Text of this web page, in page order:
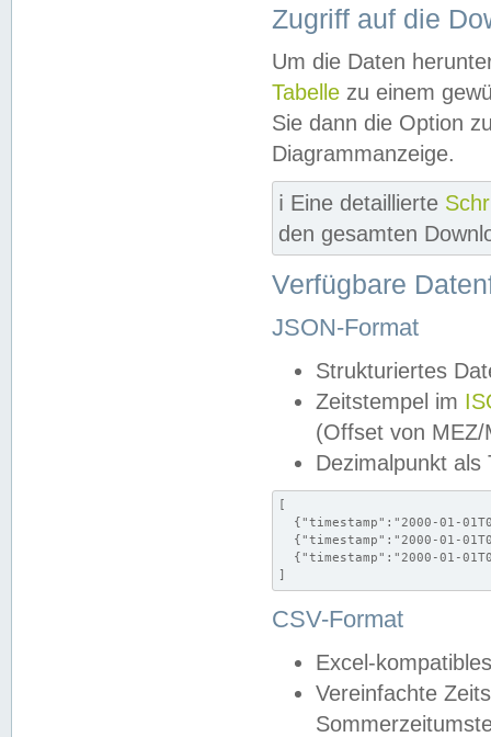
Zugriff auf die
Um die Daten
Tabelle zu einem
Sie dann die Option
Diagrammanzeige.
ℹ️ Eine detaillierte
den gesamten
Verfügbare
JSON-Format
Strukturiertes
Zeitstempel im
(Offset von MEZ/
Dezimalpunkt als
[
{"timestamp":"2000-01-
{"timestamp":"2000-01-
{"timestamp":"2000-01-
]
CSV-Format
Excel-
Vereinfachte